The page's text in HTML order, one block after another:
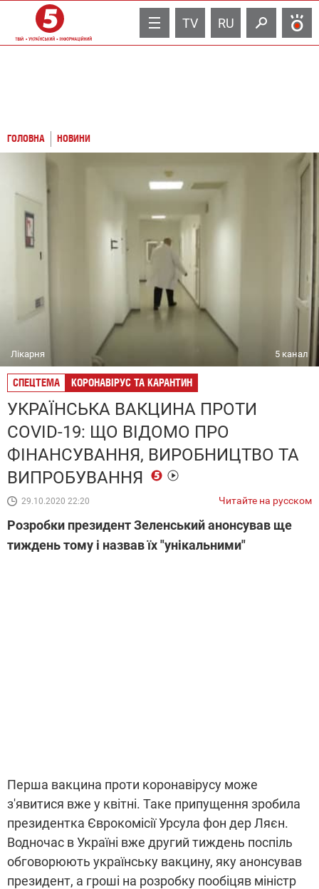
TV RU
ГОЛОВНА НОВИНИ
Лікарня 5 канал
СПЕЦТЕМА КОРОНАВІРУС ТА КАРАНТИН
УКРАЇНСЬКА ВАКЦИНА ПРОТИ
COVID-19: ЩО ВІДОМО ПРО
ФІНАНСУВАННЯ, ВИРОБНИЦТВО ТА
ВИПРОБУВАННЯ
29.10.2020 22:20 Читайте на русском
Розробки президент Зеленський анонсував ще
тиждень тому і назвав їх "унікальними"
Перша вакцина проти коронавірусу може
з'явитися вже у квітні. Таке припущення зробила
президентка Єврокомісії Урсула фон дер Ляєн.
Водночас в Україні вже другий тиждень поспіль
обговорюють українську вакцину, яку анонсував
президент, а гроші на розробку пообіцяв міністр